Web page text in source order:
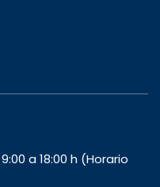
a 18:00 h (Horario